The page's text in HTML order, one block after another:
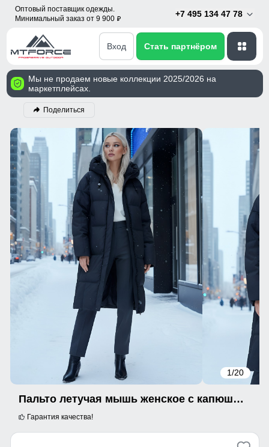
Оптовый поставщик одежды.
Минимальный заказ от 9 900 p
+7 495 134 47 78
Вход Стать партнёром
Мы не продаем новые коллекции 2025/2026 на
маркетплейсах.
Поделиться
1/20
Пальто летучая мышь женское с капюшоном зимнее черного цвета 9619Ch
Гарантия качества!